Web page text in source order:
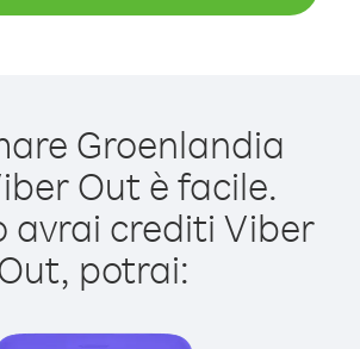
Groenlandia
Out è facile.
avrai crediti Viber
potrai: